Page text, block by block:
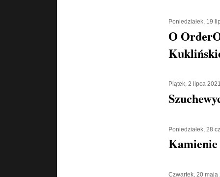
Poniedziałek, 19
O
Piątek, 2 lipca
Poniedziałek, 28
Kamienie
Czwartek, 20 maja